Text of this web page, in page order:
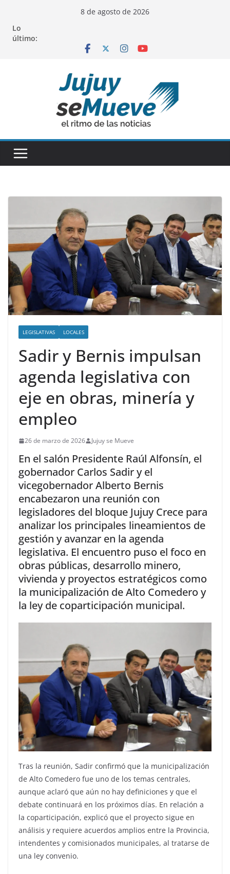
contenido
8 de agosto de 2026
Lo
último:
LEGISLATIVAS LOCALES
Sadir y Bernis impulsan
agenda legislativa con
eje en obras, minería y
empleo
26 de marzo de 2026 Jujuy se Mueve
En el salón Presidente Raúl Alfonsín, el
gobernador Carlos Sadir y el
vicegobernador Alberto Bernis
encabezaron una reunión con
legisladores del bloque Jujuy Crece para
analizar los principales lineamientos de
gestión y avanzar en la agenda
legislativa. El encuentro puso el foco en
obras públicas, desarrollo minero,
vivienda y proyectos estratégicos como
la municipalización de Alto Comedero y
la ley de coparticipación municipal.
Tras la reunión, Sadir confirmó que la municipalización
de Alto Comedero fue uno de los temas centrales,
aunque aclaró que aún no hay definiciones y que el
debate continuará en los próximos días. En relación a
la coparticipación, explicó que el proyecto sigue en
análisis y requiere acuerdos amplios entre la Provincia,
intendentes y comisionados municipales, al tratarse de
una ley convenio.